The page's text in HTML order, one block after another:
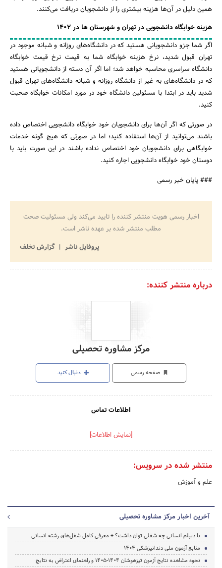
همین دلیل در آن‌ها هزینه بیشتری را از دانشجویان دریافت می‌کنند.
هزینه خوابگاه دانشجویی در تهران و شهرستان‌ ها در 1402
اگر شما جزو دانشجویانی هستید که در دانشگاه‌های روزانه و شبانه موجود در
تهران قبول شدید، نرخ هزینه خوابگاه شما به قیمت نرخ قیمت خوابگاه
دانشگاه سراسری محاسبه خواهد شد؛ اما اگر آن دسته از دانشجویانی هستید
که در دانشگاه‌های به غیر از دانشگاه روزانه و شبانه دانشگاه‌های تهران قبول
شدید باید در ابتدا با مسئولین دانشگاه خود در مورد امکانات خوابگاه صحبت
کنید.
در صورتی که اگر آن‌ها برای دانشجویان خود خوابگاه دانشجویی اختصاص داده
باشند می‌توانید از آن‌ها استفاده کنید؛ اما در صورتی که هیچ گونه خدمات
خوابگاهی برای دانشجویان خود اختصاص نداده باشند در این صورت باید با
دوستان خود خوابگاه دانشجویی اجاره کنید.
### پایان خبر رسمی
اخبار رسمی هویت منتشر کننده را تایید می‌کند ولی مسئولیت صحت
مطلب منتشر شده بر عهده ناشر است.
پروفایل ناشر
گزارش تخلف
درباره منتشر کننده:
مرکز مشاوره تحصیلی
صفحه رسمی دنبال کنید
اطلاعات تماس
[نمایش اطلاعات]
منتشر شده در سرویس:
علم و آموزش
آخرین اخبار مرکز مشاوره تحصیلی
با دیپلم انسانی چه شغلی توان داشت؟ + معرفی کامل شغل‌های رشته انسانی
منابع آزمون ملی دندانپزشکی ۱۴۰۴
نحوه مشاهده نتایج آزمون تیزهوشان ۱۴۰۴-۱۴۰۵ و راهنمای اعتراض به نتایج